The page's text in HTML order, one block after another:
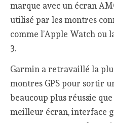
marque avec un écran
utilisé par les montres
comme l’Apple Watch ou
3.
Garmin a retravaillé la
montres GPS pour sortir
beaucoup plus réussie
meilleur écran, interface